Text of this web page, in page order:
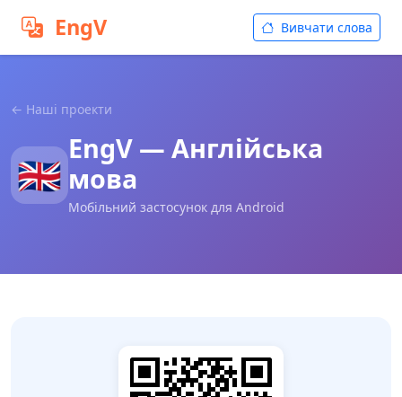
EngV Вивчати слова
← Наші проекти
🇬🇧
EngV — Англійська
мова
Мобільний застосунок для Android